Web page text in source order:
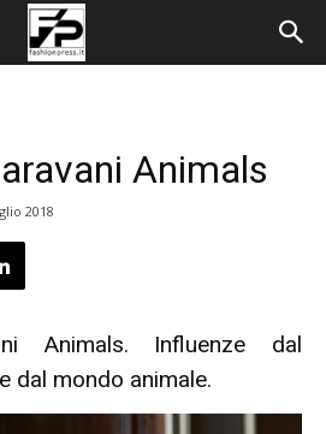
Animals
2018
Animals. Influenze dal
dal mondo animale.